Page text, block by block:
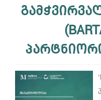
ᲞᲐᲠᲢᲜᲘᲝᲠᲔᲑᲘ ᲓᲐ
ᲒᲐᲚᲔᲠᲔᲐ